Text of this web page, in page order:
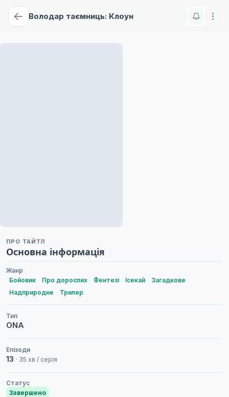
Володар таємниць: Клоун
ПРО ТАЙТЛ
Основна інформація
Жанр
Бойовик
Про дорослих Фентезі Ісекай
Загадкове
Надприродне
Трилер
Тип
ONA
Епізоди
13 · 35 хв / серія
Статус
Завершено